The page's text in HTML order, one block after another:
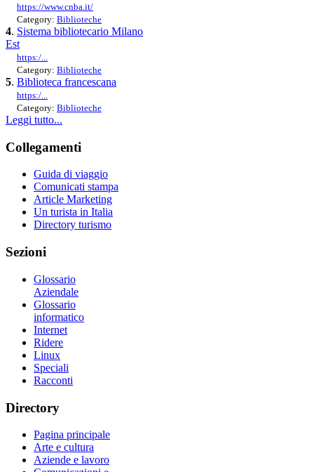
https://www.cnba.it/
Category: Biblioteche
4. Sistema bibliotecario Milano
Est
https:/...
Category: Biblioteche
5. Biblioteca francescana
https:/...
Category: Biblioteche
Leggi tutto...
Collegamenti
Guida di viaggio
Comunicati stampa
Article Marketing
Un turista in Italia
Directory turismo
Sezioni
Glossario
Aziendale
Glossario
informatico
Internet
Ridere
Linux
Speciali
Racconti
Directory
Pagina principale
Arte e cultura
Aziende e lavoro